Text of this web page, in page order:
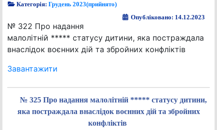
Категорія:Грудень 2023(прийнято)
Опубліковано: 14.12.2023
№ 322 Про надання
малолітній ***** статусу дитини, яка постраждала
внаслідок воєнних дій та збройних конфліктів
Завантажити
№ 325 Про надання малолітній ***** статусу дитини,
яка постраждала внаслідок воєнних дій та збройних
конфліктів